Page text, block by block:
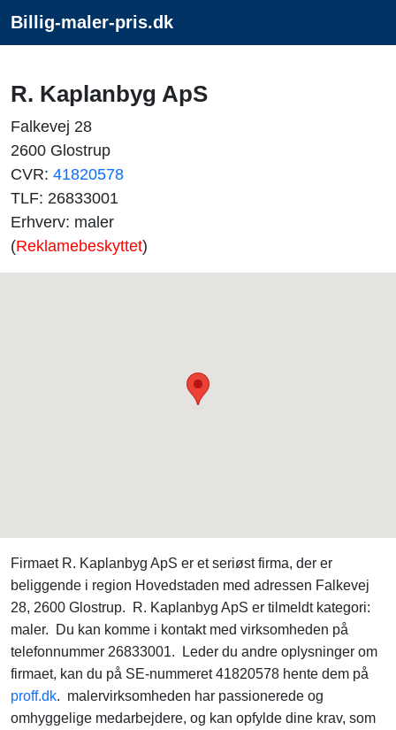
Billig-maler-pris.dk
R. Kaplanbyg ApS
Falkevej 28
2600 Glostrup
CVR: 41820578
TLF: 26833001
Erhverv: maler
(Reklamebeskyttet)
Firmaet R. Kaplanbyg ApS er et seriøst firma, der er
beliggende i region Hovedstaden med adressen Falkevej
28, 2600 Glostrup. R. Kaplanbyg ApS er tilmeldt kategori:
maler. Du kan komme i kontakt med virksomheden på
telefonnummer 26833001. Leder du andre oplysninger om
firmaet, kan du på SE-nummeret 41820578 hente dem på
proff.dk. malervirksomheden har passionerede og
omhyggelige medarbejdere, og kan opfylde dine krav, som